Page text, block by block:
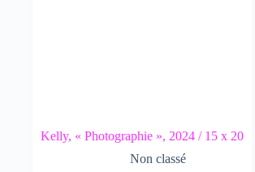
Kelly, « Photographie », 2024 / 15 x 20
Non classé